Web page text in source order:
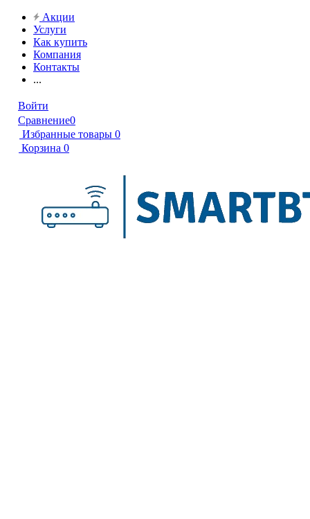
Акции
Услуги
Как купить
Компания
Контакты
...
Войти
Сравнение0
Избранные товары 0
Корзина 0